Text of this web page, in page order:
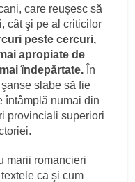
care reuşesc să
cât şi pe al criticilor
peste cercuri,
apropiate de
îndepărtate. În
slabe să fie
întâmplă numai din
provinciali superiori
marii romancieri
ca şi cum